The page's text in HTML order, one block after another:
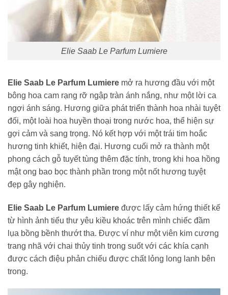
Elie Saab Le Parfum Lumiere
Elie Saab Le Parfum Lumiere mở ra hương đầu với một
bông hoa cam rạng rỡ ngập tràn ánh nắng, như một lời ca
ngợi ánh sáng. Hương giữa phát triển thành hoa nhài tuyệt
đối, một loài hoa huyền thoại trong nước hoa, thể hiện sự
gợi cảm và sang trọng. Nó kết hợp với một trái tim hoắc
hương tinh khiết, hiện đại. Hương cuối mở ra thành một
phong cách gỗ tuyết tùng thêm đặc tính, trong khi hoa hồng
mật ong bao bọc thành phần trong một nốt hương tuyệt
đẹp gây nghiện.
Elie Saab Le Parfum Lumiere được lấy cảm hứng thiết kế
từ hình ảnh tiểu thư yêu kiều khoác trên mình chiếc đầm
lụa bồng bềnh thướt tha. Được ví như một viên kim cương
trang nhã với chai thủy tinh trong suốt với các khía cạnh
được cách điệu phản chiếu được chất lỏng long lanh bên
trong.